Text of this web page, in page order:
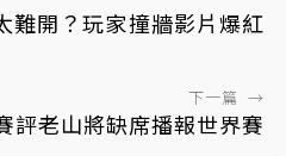
難開？玩家撞牆影片爆紅
下一篇 →
評老山將缺席播報世界賽